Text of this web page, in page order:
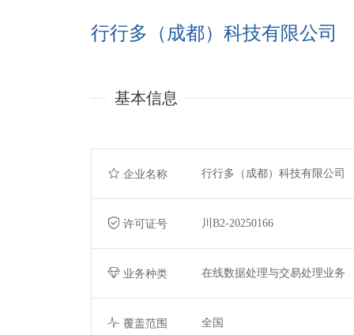
行行多（成都）科技有限公司
基本信息
企业名称 行行多（成都）科技有限公司
许可证号 川B2-20250166
业务种类 在线数据处理与交易处理业务
覆盖范围 全国